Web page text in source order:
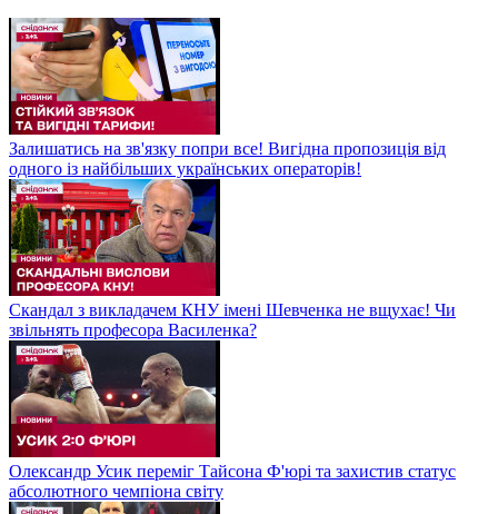
Залишатись на зв'язку попри все! Вигідна пропозиція від
одного із найбільших українських операторів!
Скандал з викладачем КНУ імені Шевченка не вщухає! Чи
звільнять професора Василенка?
Олександр Усик переміг Тайсона Ф'юрі та захистив статус
абсолютного чемпіона світу